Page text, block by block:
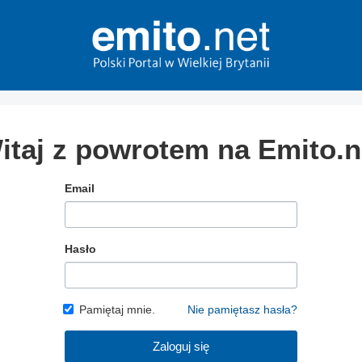
z powrotem na
Email
Hasło
Pamiętaj mnie. Nie pamiętasz hasła?
Zaloguj się